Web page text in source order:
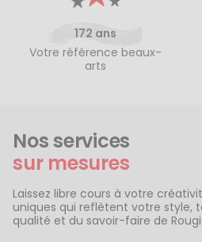
172 ans
Votre référence beaux-
arts
Nos services
sur mesures
Laissez libre cours à votre
uniques qui reflètent votre style,
qualité et du savoir-faire de